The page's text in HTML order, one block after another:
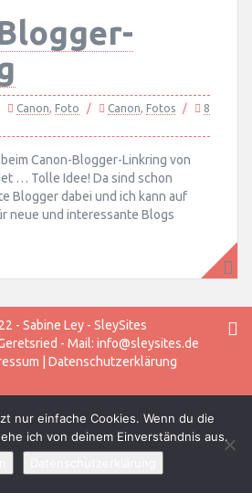
Canon, Foto Canon, Fotos
8
Canon-Blogger-Linkring von
… Tolle Idee! Da sind schon
Blogger dabei und ich kann auf
neue und interessante Blogs
- Sabine Ley - SleySites
- Mail: info@sleysites.de
Datenschutzerklärung
nur einfache Cookies. Wenn du die
ich von deinem Einverständnis aus.